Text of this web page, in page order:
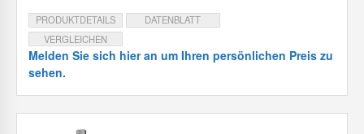
PRODUKTDETAILS
DATENBLATT
VERGLEICHEN
Melden Sie sich hier an um Ihren persönlichen Preis zu
sehen.